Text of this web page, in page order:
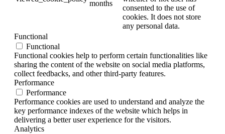
months
consented to the use of
cookies. It does not store
any personal data.
Functional
Functional
Functional cookies help to perform certain functionalities like
sharing the content of the website on social media platforms,
collect feedbacks, and other third-party features.
Performance
Performance
Performance cookies are used to understand and analyze the
key performance indexes of the website which helps in
delivering a better user experience for the visitors.
Analytics